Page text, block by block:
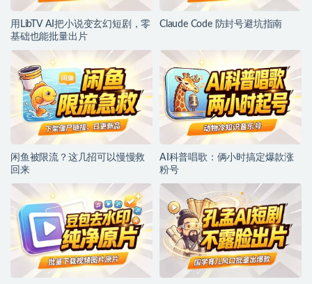
用LibTV AI把小说变玄幻短剧，零
基础也能批量出片
Claude Code 防封号避坑指南
闲鱼被限流？这几招可以慢慢救
回来
AI科普唱歌：俩小时搞定爆款涨
粉号